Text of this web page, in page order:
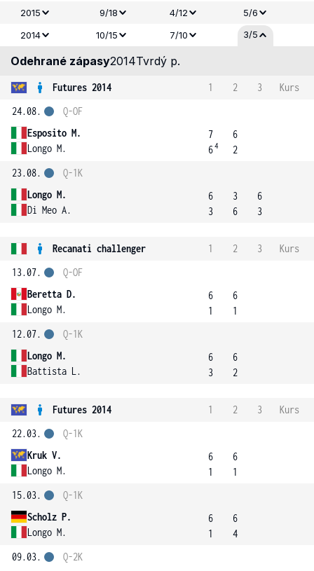
2015
9/18 4/12
5/6
2014
10/15 7/10 3/5
Odehrané zápasy2014Tvrdý p.
Futures 2014 1 2 3
Kurs
24.08.
Esposito M.
Longo M.
Q-OF
7
64
6
2
23.08.
Longo M.
Di Meo A.
Q-1K
6
3
3
6
6
3
Recanati challenger 1 2 3
Kurs
13.07.
Beretta D.
Longo M.
Q-OF
6
1
6
1
12.07.
Longo M.
Battista L.
Q-1K
6
3
6
2
Futures 2014 1 2 3
Kurs
22.03.
Kruk V.
Longo M.
Q-1K
6
1
6
1
15.03.
Scholz P.
Longo M.
Q-1K
6
1
6
4
09.03.
Q-2K